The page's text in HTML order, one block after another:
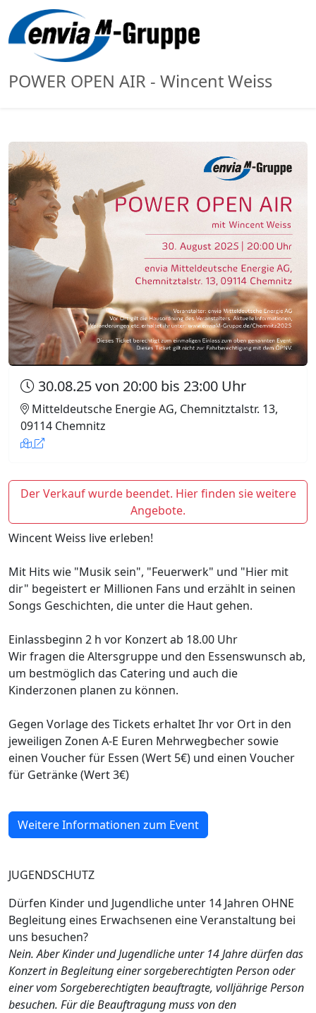
POWER OPEN AIR - Wincent Weiss
30.08.25 von 20:00 bis 23:00 Uhr
Mitteldeutsche Energie AG, Chemnitztalstr. 13,
09114 Chemnitz
Der Verkauf wurde beendet. Hier finden sie weitere
Angebote.
Wincent Weiss live erleben!
Mit Hits wie "Musik sein", "Feuerwerk" und "Hier mit
dir" begeistert er Millionen Fans und erzählt in seinen
Songs Geschichten, die unter die Haut gehen.
Einlassbeginn 2 h vor Konzert ab 18.00 Uhr
Wir fragen die Altersgruppe und den Essenswunsch ab,
um bestmöglich das Catering und auch die
Kinderzonen planen zu können.
Gegen Vorlage des Tickets erhaltet Ihr vor Ort in den
jeweiligen Zonen A-E Euren Mehrwegbecher sowie
einen Voucher für Essen (Wert 5€) und einen Voucher
für Getränke (Wert 3€)
Weitere Informationen zum Event
JUGENDSCHUTZ
Dürfen Kinder und Jugendliche unter 14 Jahren OHNE
Begleitung eines Erwachsenen eine Veranstaltung bei
uns besuchen?
Nein. Aber Kinder und Jugendliche unter 14 Jahre dürfen das
Konzert in Begleitung einer sorgeberechtigten Person oder
einer vom Sorgeberechtigten beauftragte, volljährige Person
besuchen. Für die Beauftragung muss von den